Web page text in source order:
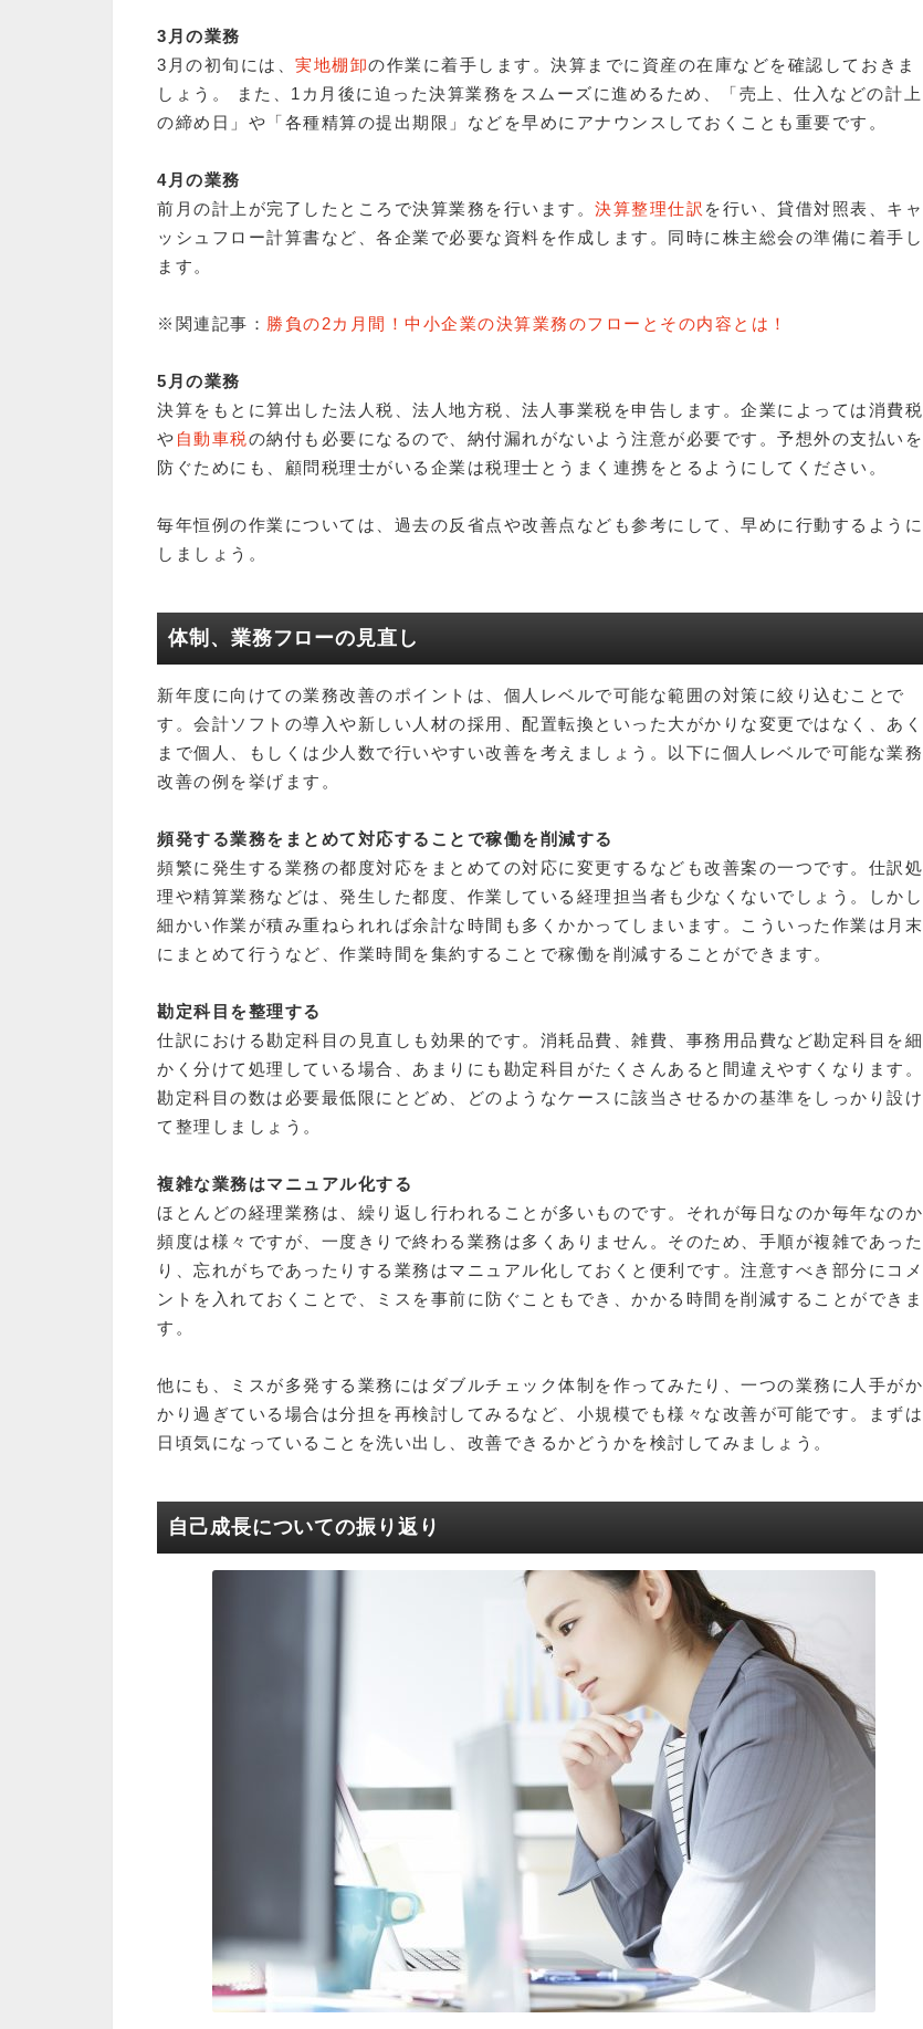
3月の業務
3月の初旬には、実地棚卸の作業に着手します。決算までに資産の在庫などを確認しておきま
しょう。 また、1カ月後に迫った決算業務をスムーズに進めるため、「売上、仕入などの計上
の締め日」や「各種精算の提出期限」などを早めにアナウンスしておくことも重要です。
4月の業務
前月の計上が完了したところで決算業務を行います。決算整理仕訳 を行い、貸借対照表、キャ
ッシュフロー計算書など、各企業で必要な資料を作成します。同時に株主総会の準備に着手し
ます。
※関連記事： 勝負の2カ月間！中小企業の決算業務のフローとその内容とは！
5月の業務
決算をもとに算出した法人税、法人地方税、法人事業税を申告します。企業によっては消費税
や 自動車税の納付も必要になるので、納付漏れがないよう注意が必要です。予想外の支払いを
防ぐためにも、顧問税理士がいる企業は税理士とうまく連携をとるようにしてください。
毎年恒例の作業については、過去の反省点や改善点なども参考にして、早めに行動するように
しましょう。
体制、業務フローの見直し
新年度に向けての業務改善のポイントは、個人レベルで可能な範囲の対策に絞り込むことで
す。会計ソフトの導入や新しい人材の採用、配置転換といった大がかりな変更ではなく、あく
まで個人、もしくは少人数で行いやすい改善を考えましょう。以下に個人レベルで可能な業務
改善の例を挙げます。
頻発する業務をまとめて対応することで稼働を削減する
頻繁に発生する業務の都度対応をまとめての対応に変更するなども改善案の一つです。仕訳処
理や精算業務などは、発生した都度、作業している経理担当者も少なくないでしょう。しかし
細かい作業が積み重ねられれば余計な時間も多くかかってしまいます。こういった作業は月末
にまとめて行うなど、作業時間を集約することで稼働を削減することができます。
勘定科目を整理する
仕訳における勘定科目の見直しも効果的です。消耗品費、雑費、事務用品費など勘定科目を細
かく分けて処理している場合、あまりにも勘定科目がたくさんあると間違えやすくなります。
勘定科目の数は必要最低限にとどめ、どのようなケースに該当させるかの基準をしっかり設け
て整理しましょう。
複雑な業務はマニュアル化する
ほとんどの経理業務は、繰り返し行われることが多いものです。それが毎日なのか毎年なのか
頻度は様々ですが、一度きりで終わる業務は多くありません。そのため、手順が複雑であった
り、忘れがちであったりする業務はマニュアル化しておくと便利です。注意すべき部分にコメ
ントを入れておくことで、ミスを事前に防ぐこともでき、かかる時間を削減することができま
す。
他にも、ミスが多発する業務にはダブルチェック体制を作ってみたり、一つの業務に人手がか
かり過ぎている場合は分担を再検討してみるなど、小規模でも様々な改善が可能です。まずは
日頃気になっていることを洗い出し、改善できるかどうかを検討してみましょう。
自己成長についての振り返り